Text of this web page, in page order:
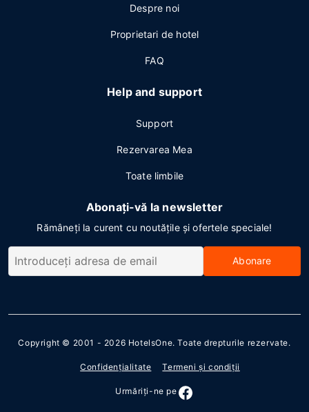
Despre noi
Proprietari de hotel
FAQ
Help and support
Support
Rezervarea Mea
Toate limbile
Abonați-vă la newsletter
Rămâneți la curent cu noutățile și ofertele speciale!
Abonare
Copyright © 2001 - 2026 HotelsOne. Toate drepturile rezervate.
Confidenţialitate Termeni şi condiţii
Urmăriţi-ne pe